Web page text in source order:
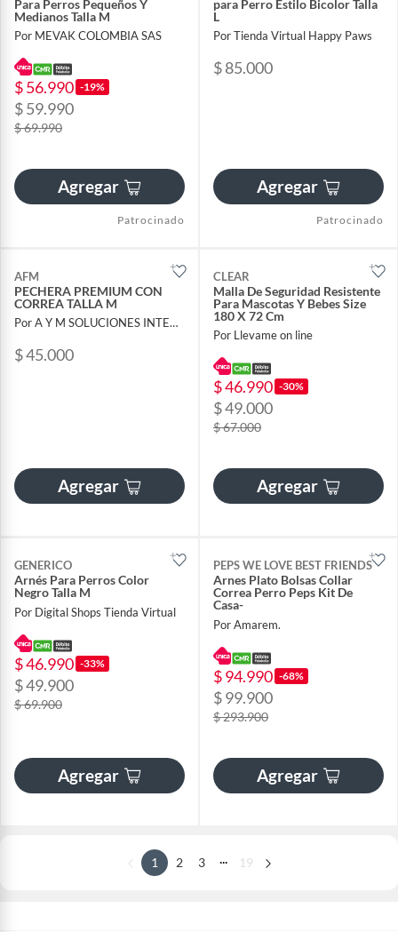
Para Perros Pequeños Y
Medianos Talla M
Por MEVAK COLOMBIA SAS
$ 56.990 -19%
$ 59.990
$ 69.990
Agregar
Patrocinado
para Perro Estilo Bicolor Talla
L
Por Tienda Virtual Happy Paws
$ 85.000
Agregar
Patrocinado
AFM
PECHERA PREMIUM CON
CORREA TALLA M
Por A Y M SOLUCIONES INTEGRALES SAS
$ 45.000
Agregar
CLEAR
Malla De Seguridad Resistente
Para Mascotas Y Bebes Size
180 X 72 Cm
Por Llevame on line
$ 46.990 -30%
$ 49.000
$ 67.000
Agregar
GENERICO
Arnés Para Perros Color
Negro Talla M
Por Digital Shops Tienda Virtual
$ 46.990 -33%
$ 49.900
$ 69.900
Agregar
PEPS WE LOVE BEST FRIENDS
Arnes Plato Bolsas Collar
Correa Perro Peps Kit De
Casa-
Por Amarem.
$ 94.990 -68%
$ 99.900
$ 293.900
Agregar
1 2 3 ... 19